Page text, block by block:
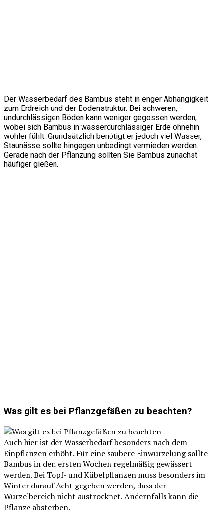
Der Wasserbedarf des Bambus steht in enger Abhängigkeit
zum Erdreich und der Bodenstruktur. Bei schweren,
undurchlässigen Böden kann weniger gegossen werden,
wobei sich Bambus in wasserdurchlässiger Erde ohnehin
wohler fühlt. Grundsätzlich benötigt er jedoch viel Wasser,
Staunässe sollte hingegen unbedingt vermieden werden.
Gerade nach der Pflanzung sollten Sie Bambus zunächst
häufiger gießen.
Was gilt es bei Pflanzgefäßen zu beachten?
Auch hier ist der Wasserbedarf besonders nach dem
Einpflanzen erhöht. Für eine saubere Einwurzelung sollte
Bambus in den ersten Wochen regelmäßig gewässert
werden. Bei Topf- und Kübelpflanzen muss besonders im
Winter darauf Acht gegeben werden, dass der
Wurzelbereich nicht austrocknet. Andernfalls kann die
Pflanze absterben.